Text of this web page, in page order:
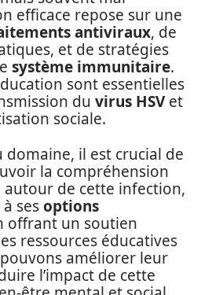
efficace repose sur une
antiviraux, de
et de stratégies
système immunitaire.
sont essentielles
du virus HSVet
sociale.
domaine, il est crucial de
la compréhension
de cette infection,
à sesoptions
offrant un soutien
ressources éducatives
améliorer leur
l’impact de cette